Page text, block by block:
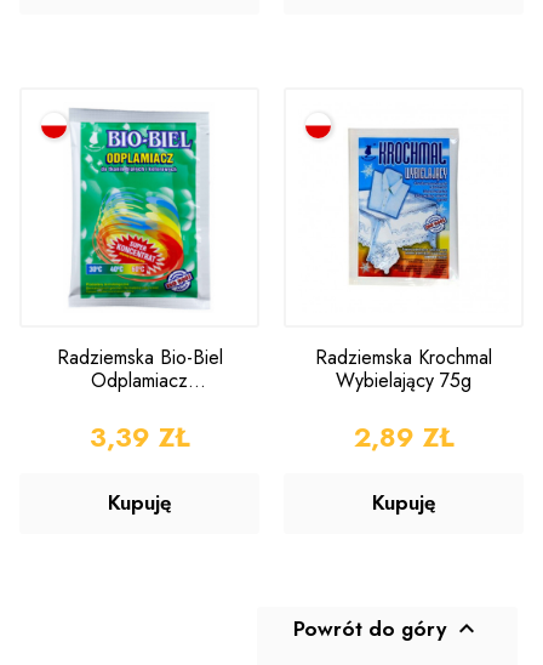
Radziemska Bio-Biel
Odplamiacz
35g
CENA
3,39 ZŁ
Kupuję
Radziemska Krochmal
Wybielający 75g
CENA
2,89 ZŁ
Kupuję
Powrót do góry 